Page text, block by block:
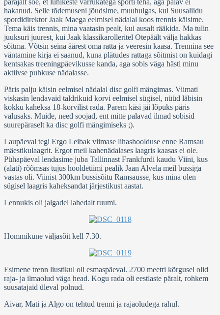
parajalt soe, et lühikeste varrukatega sporti teha, aga palav ei
hakanud. Selle tõdemuseni jõudsime, muuhulgas, kui Suusaliidu
spordidirektor Jaak Maega eelmisel nädalal koos trennis käisime.
Tema käis trennis, mina vaatasin pealt, kui ausalt rääkida. Ma tulin
juuksuri juurest, kui Jaak klassikarolleritel Otepäält välja hakkas
sõitma. Võtsin seina äärest oma ratta ja veeresin kaasa. Trennina see
väntamine kirja ei saanud, kuna plätudes rattaga sõitmist on kuidagi
kentsakas treeningpäevikusse kanda, aga sobis väga hästi minu
aktiivse puhkuse nädalasse.
Päris palju käisin eelmisel nädalal disc golfi mängimas. Viimati
viskasin lendavaid taldrikuid korvi eelmisel sügisel, nüüd läbisin
kokku kaheksa 18-korvilist rada. Parem käsi jäi lõpuks päris
valusaks. Muide, need soojad, ent mitte palavad ilmad sobisid
suurepäraselt ka disc golfi mängimiseks ;).
Laupäeval tegi Ergo Leibak viimase lihashoolduse enne Ramsau
mäestikulaagrit. Ergot meil kahenädalases laagris kaasas ei ole.
Pühapäeval lendasime juba Tallinnast Frankfurdi kaudu Viini, kus
(alati) rõõmsas tujus hooldetiimi pealik Jaan Alvela meil bussiga
vastas oli. Viinist 300km bussisõitu Ramsausse, kus mina olen
sügisel laagris kaheksandat järjestikust aastat.
Lennukis oli jalgadel lahedalt ruumi.
Hommikune väljasõit kell 7.30.
Esimene trenn liustikul oli esmaspäeval. 2700 meetri kõrgusel olid
raja- ja ilmaolud väga head. Kogu rada oli eestlaste päralt, rohkem
suusatajaid üleval polnud.
Aivar, Mati ja Algo on tehtud trenni ja rajaoludega rahul.